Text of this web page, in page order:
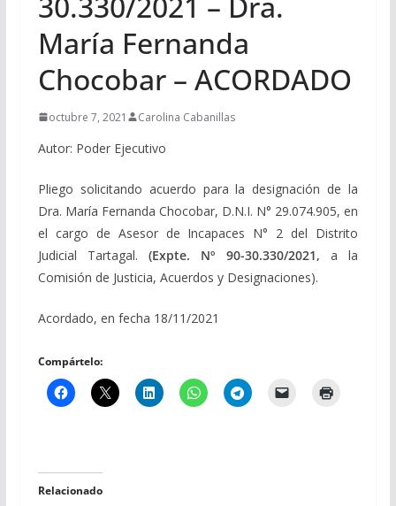
María Fernanda
Chocobar – ACORDADO
octubre 7, 2021 Carolina Cabanillas
Autor: Poder Ejecutivo
Pliego solicitando acuerdo para la designación de la
Dra. María Fernanda Chocobar, D.N.I. N° 29.074.905, en
el cargo de Asesor de Incapaces N° 2 del Distrito
Judicial Tartagal.(Expte. Nº 90-30.330/2021,a la
Comisión de Justicia, Acuerdos y Designaciones).
Acordado, en fecha 18/11/2021
Compártelo:
Relacionado